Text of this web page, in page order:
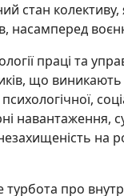
стан
насамперед
праці та
що виникають
навантаження,
на
про